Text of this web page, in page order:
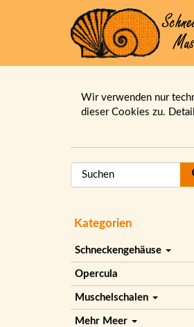
Wir verwenden nur
dieser Cookies zu.
Kategorien
Schneckengehäuse
Opercula
Muschelschalen
Mehr Meer